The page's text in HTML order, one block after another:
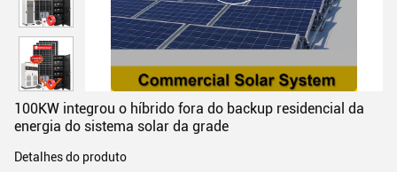
100KW integrou o híbrido fora do backup residencial da
energia do sistema solar da grade
Detalhes do produto